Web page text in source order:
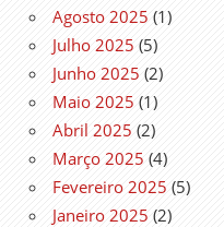
Agosto 2025 (1)
Julho 2025 (5)
Junho 2025 (2)
Maio 2025 (1)
Abril 2025 (2)
Março 2025 (4)
Fevereiro 2025 (5)
Janeiro 2025 (2)